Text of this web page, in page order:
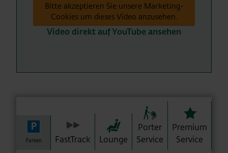
Bitte akzeptieren Sie unsere Marketing-
Cookies um dieses Video anzusehen.
Video direkt auf YouTube ansehen
Parken FastTrack Lounge
Porter
Service
Premium
Service